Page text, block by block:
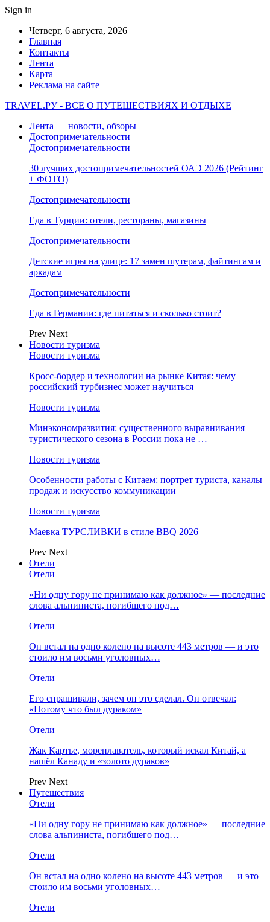
Sign in
Четверг, 6 августа, 2026
Главная
Контакты
Лента
Карта
Реклама на сайте
TRAVEL.РУ - ВСЕ О ПУТЕШЕСТВИЯХ И ОТДЫХЕ
Лента — новости, обзоры
Достопримечательности
Достопримечательности
30 лучших достопримечательностей ОАЭ 2026 (Рейтинг
+ ФОТО)
Достопримечательности
Еда в Турции: отели, рестораны, магазины
Достопримечательности
Детские игры на улице: 17 замен шутерам, файтингам и
аркадам
Достопримечательности
Еда в Германии: где питаться и сколько стоит?
Prev Next
Новости туризма
Новости туризма
Кросс-бордер и технологии на рынке Китая: чему
российский турбизнес может научиться
Новости туризма
Минэкономразвития: существенного выравнивания
туристического сезона в России пока не …
Новости туризма
Особенности работы с Китаем: портрет туриста, каналы
продаж и искусство коммуникации
Новости туризма
Маевка ТУРСЛИВКИ в стиле BBQ 2026
Prev Next
Отели
Отели
«Ни одну гору не принимаю как должное» — последние
слова альпиниста, погибшего под…
Отели
Он встал на одно колено на высоте 443 метров — и это
стоило им восьми уголовных…
Отели
Его спрашивали, зачем он это сделал. Он отвечал:
«Потому что был дураком»
Отели
Жак Картье, мореплаватель, который искал Китай, а
нашёл Канаду и «золото дураков»
Prev Next
Путешествия
Отели
«Ни одну гору не принимаю как должное» — последние
слова альпиниста, погибшего под…
Отели
Он встал на одно колено на высоте 443 метров — и это
стоило им восьми уголовных…
Отели